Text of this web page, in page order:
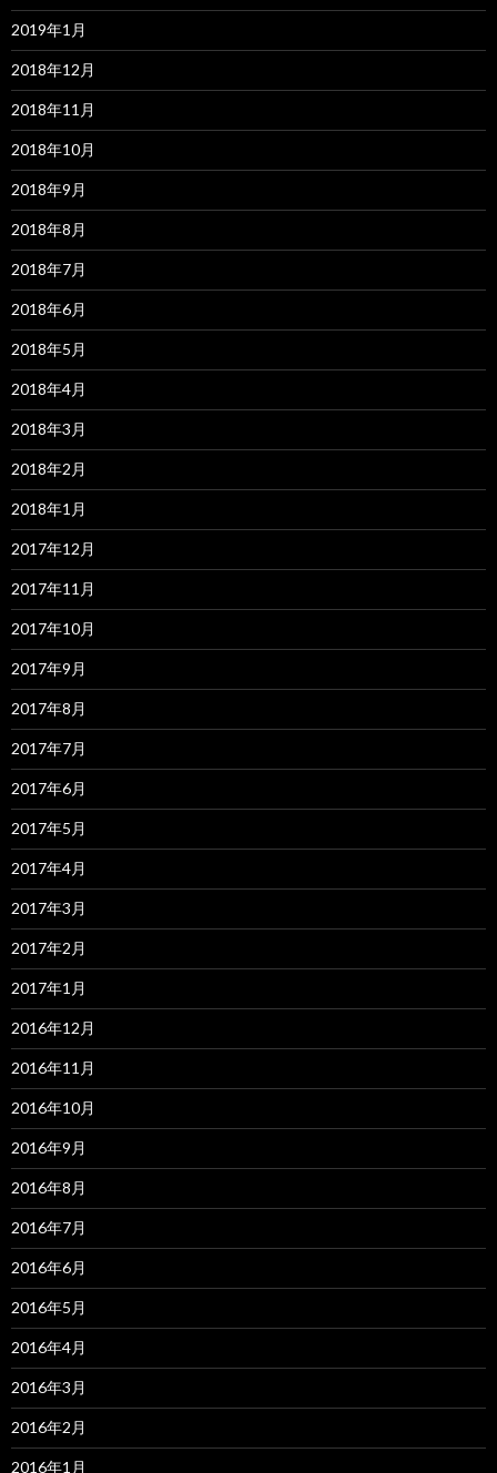
2019年1月
2018年12月
2018年11月
2018年10月
2018年9月
2018年8月
2018年7月
2018年6月
2018年5月
2018年4月
2018年3月
2018年2月
2018年1月
2017年12月
2017年11月
2017年10月
2017年9月
2017年8月
2017年7月
2017年6月
2017年5月
2017年4月
2017年3月
2017年2月
2017年1月
2016年12月
2016年11月
2016年10月
2016年9月
2016年8月
2016年7月
2016年6月
2016年5月
2016年4月
2016年3月
2016年2月
2016年1月